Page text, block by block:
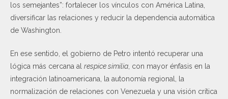
los semejantes”: fortalecer los vínculos con América Latina,
diversificar las relaciones y reducir la dependencia automática
de Washington.
En ese sentido, el gobierno de Petro intentó recuperar una
lógica más cercana al respice similia , con mayor énfasis en la
integración latinoamericana, la autonomía regional, la
normalización de relaciones con Venezuela y una visión crítica